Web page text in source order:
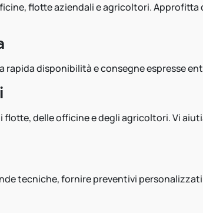
flotte aziendali e agricoltori.
rapida disponibilità e consegne espresse
delle officine e degli agricoltori. Vi
tecniche, fornire preventivi